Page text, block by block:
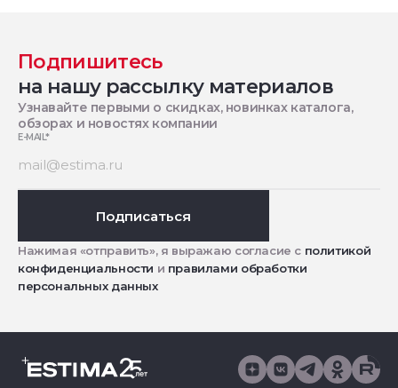
Подпишитесь
на нашу рассылку материалов
Узнавайте первыми о скидках, новинках каталога,
обзорах и новостях компании
E-MAIL*
Подписаться
Нажимая «отправить», я выражаю согласие с политикой
конфиденциальности и правилами обработки
персональных данных